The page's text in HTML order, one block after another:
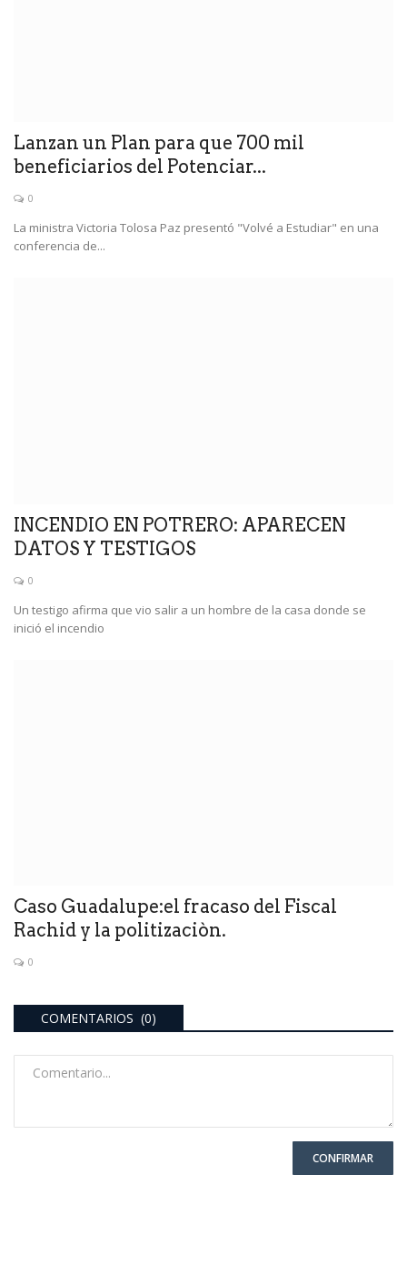
Lanzan un Plan para que 700 mil
beneficiarios del Potenciar...
0
La ministra Victoria Tolosa Paz presentó "Volvé a Estudiar" en una
conferencia de...
INCENDIO EN POTRERO: APARECEN
DATOS Y TESTIGOS
0
Un testigo afirma que vio salir a un hombre de la casa donde se
inició el incendio
Caso Guadalupe:el fracaso del Fiscal
Rachid y la politizaciòn.
0
COMENTARIOS (0)
CONFIRMAR